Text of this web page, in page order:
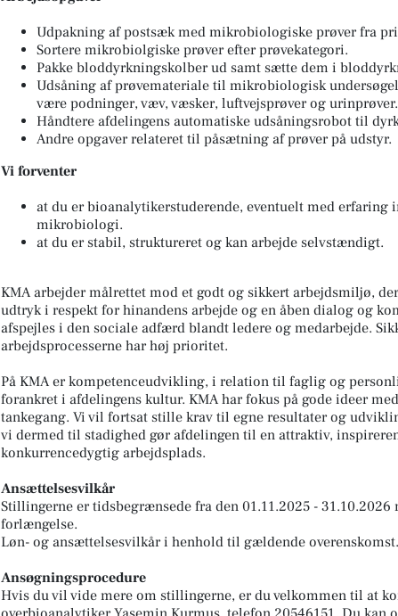
Udpakning af postsæk med mikrobiologiske prøver fra
Sortere mikrobiolgiske prøver efter prøvekategori.
Pakke bloddyrkningskolber ud samt sætte dem i
Udsåning af prøvemateriale til mikrobiologisk
være podninger, væv, væsker, luftvejsprøver og urinprøver.
Håndtere afdelingens automatiske udsåningsrobot til
Andre opgaver relateret til påsætning af prøver på udstyr.
Vi forventer
at du er bioanalytikerstuderende, eventuelt med erfaring
mikrobiologi.
at du er stabil, struktureret og kan arbejde selvstændigt.
KMA arbejder målrettet mod et godt og sikkert arbejdsmiljø,
udtryk i respekt for hinandens arbejde og en åben dialog og
afspejles i den sociale adfærd blandt ledere og medarbejde.
arbejdsprocesserne har høj prioritet.
På KMA er kompetenceudvikling, i relation til faglig og
forankret i afdelingens kultur. KMA har fokus på gode ideer
tankegang. Vi vil fortsat stille krav til egne resultater og
vi dermed til stadighed gør afdelingen til en attraktiv,
konkurrencedygtig arbejdsplads.
Ansættelsesvilkår
Stillingerne er tidsbegrænsede fra den 01.11.2025 -
forlængelse.
Løn- og ansættelsesvilkår i henhold til gældende overenskomst.
Ansøgningsprocedure
Hvis du vil vide mere om stillingerne, er du velkommen til at